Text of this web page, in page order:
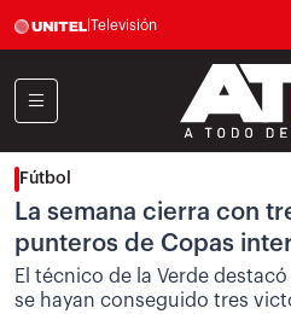
Televisión
Fútbol
La semana cierra con
punteros de Copas
El técnico de la Verde
se hayan conseguido tres